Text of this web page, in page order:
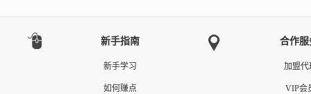
新手指南
新手学习
如何赚点
合作服
加盟代
VIP会